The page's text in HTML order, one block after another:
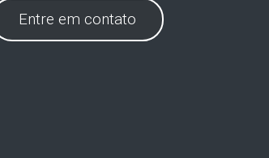
Entre em contato